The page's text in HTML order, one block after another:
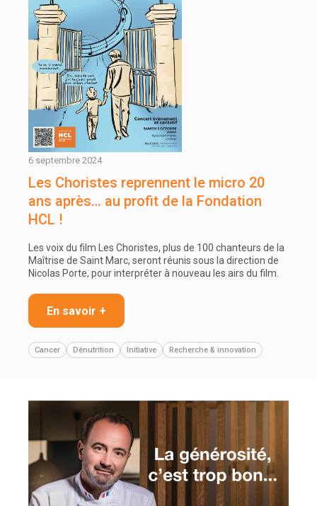
6 septembre 2024
Les Choristes reprennent le micro 20
ans après… au profit de la Fondation
HCL !
Les voix du film Les Choristes, plus de 100 chanteurs de la
Maîtrise de Saint Marc, seront réunis sous la direction de
Nicolas Porte, pour interpréter à nouveau les airs du film.
En savoir +
Cancer Dénutrition Initiative Recherche & innovation